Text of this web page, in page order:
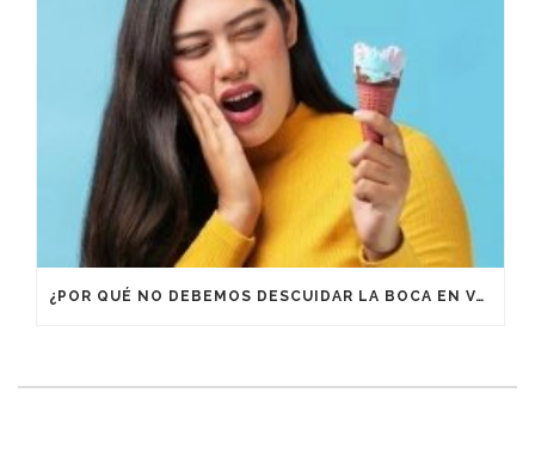
¿POR QUÉ NO DEBEMOS DESCUIDAR LA BOCA EN VACACIONES?